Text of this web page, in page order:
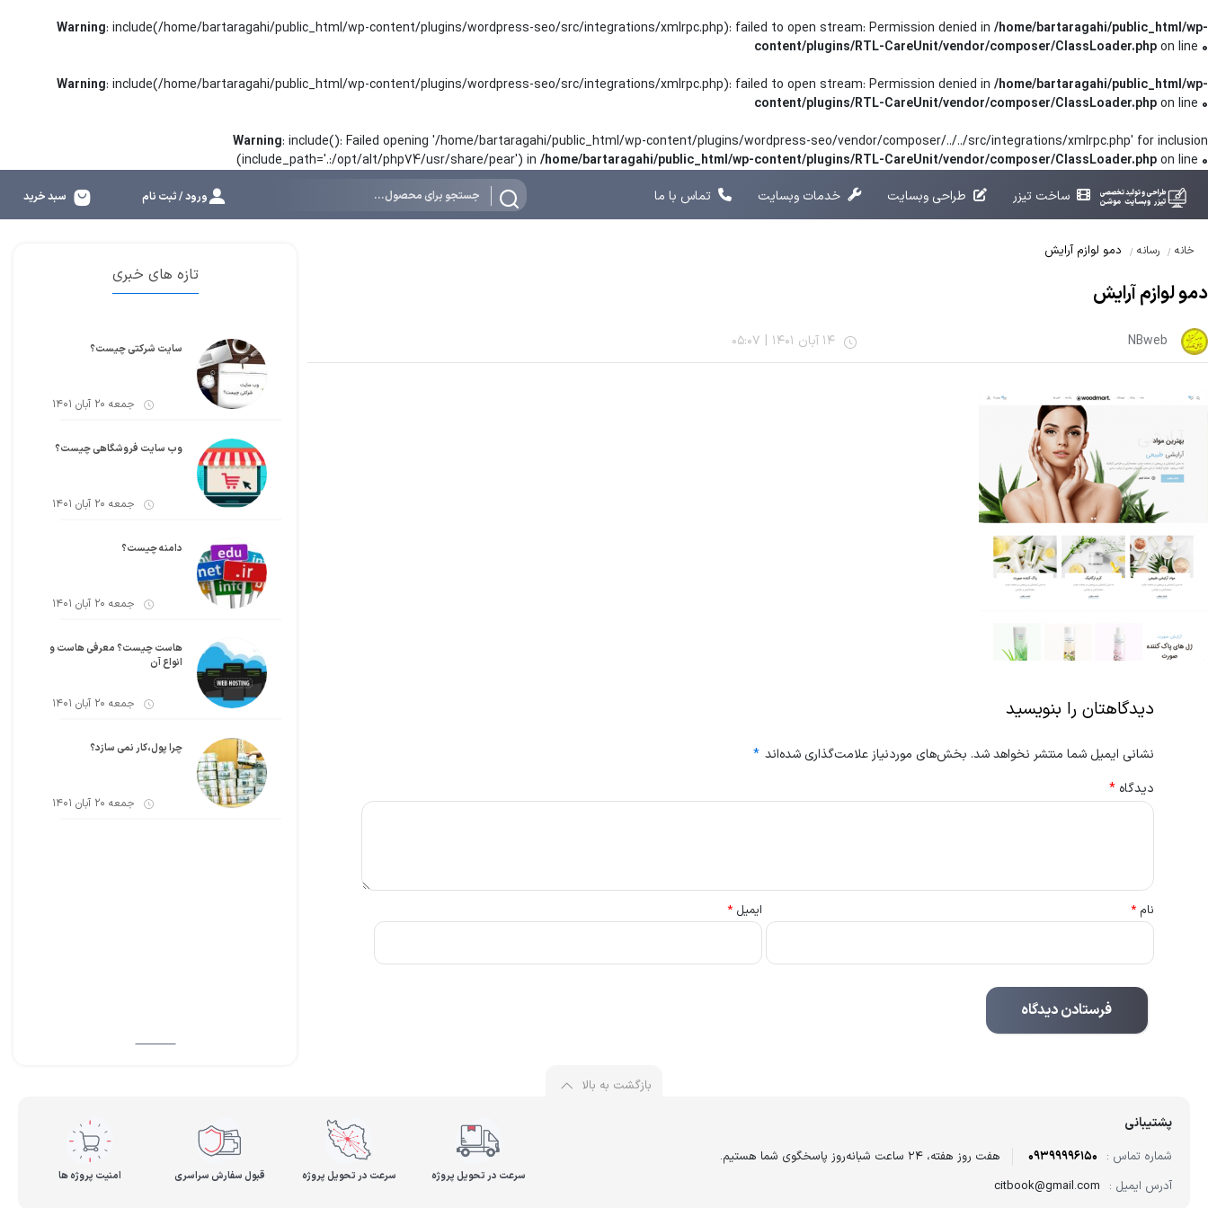
Warning: include(/home/bartaragahi/public_html/wp-content/plugins/wordpress-seo/src/integrations/xmlrpc.php): failed to open stream: Permission denied in /home/bartaragahi/public_html/wp-
content/plugins/RTL-CareUnit/vendor/composer/ClassLoader.phpon line 0
Warning: include(/home/bartaragahi/public_html/wp-content/plugins/wordpress-seo/src/integrations/xmlrpc.php): failed to open stream: Permission denied in /home/bartaragahi/public_html/wp-
content/plugins/RTL-CareUnit/vendor/composer/ClassLoader.phpon line 0
Warning: include(): Failed opening '/home/bartaragahi/public_html/wp-content/plugins/wordpress-seo/vendor/composer/../../src/integrations/xmlrpc.php' for inclusion
(include_path='.:/opt/alt/php74/usr/share/pear') in /home/bartaragahi/public_html/wp-content/plugins/RTL-CareUnit/vendor/composer/ClassLoader.phpon line 0
ساخت تیزر
طراحی وبسایت خدمات وبسایت تماس با ما ورود / ثبت نام سبد خرید
خانه رسانه دمو لوازم آرایش
دمو لوازم آرایش
NBweb 14 آبان 1401 |
05:07
دیدگاهتان را بنویسید
نشانی ایمیل شما منتشر نخواهد شد. بخش‌های موردنیاز علامت‌گذاری شده‌اند *
دیدگاه*
نام* ایمیل*
تازه های خبری
سایت شرکتی چیست؟
جمعه 20 آبان 1401
وب سایت فروشگاهی چیست؟
جمعه 20 آبان 1401
دامنه چیست؟
جمعه 20 آبان 1401
هاست چیست؟ معرفی هاست و
انواع آن
جمعه 20 آبان 1401
چرا پول،کار نمی سازد؟
جمعه 20 آبان 1401
بازگشت به بالا
پشتیبانی
شماره تماس : 09399996150
هفت روز هفته، ۲۴ ساعت شبانه‌روز پاسخگوی شما هستیم.
آدرس ایمیل : citbook@gmail.com
سرعت در تحویل پروژه سرعت در تحویل پروژه قبول سفارش سراسری امنیت پروژه ها